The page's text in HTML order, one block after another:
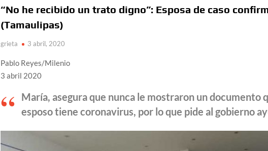
“No he recibido un trato digno”: Esposa de caso
(Tamaulipas)
grieta 3 abril, 2020
Pablo Reyes/Milenio
3 abril 2020
María, asegura que nunca le mostraron un documento
esposo tiene coronavirus, por lo que pide al gobierno